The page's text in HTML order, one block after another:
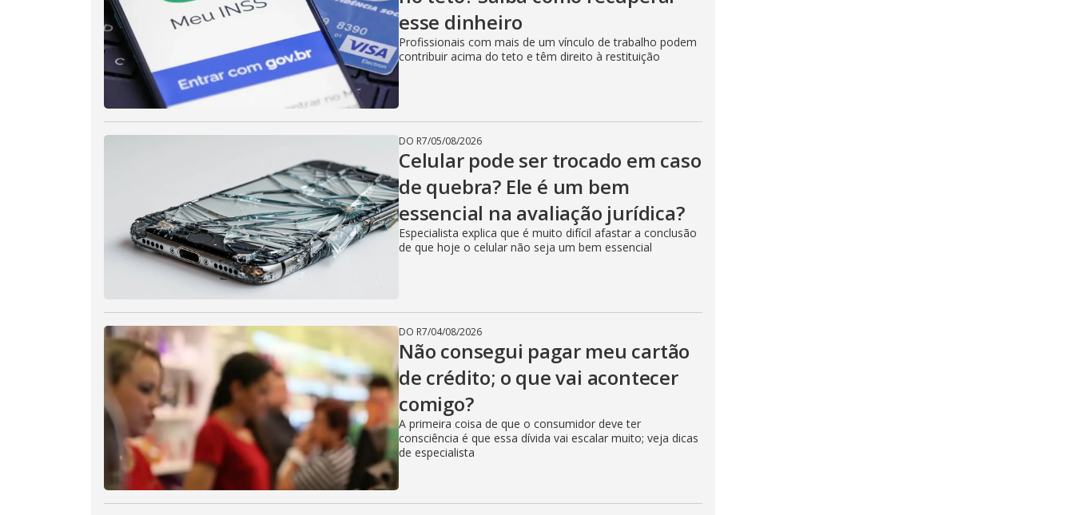
esse dinheiro
Profissionais com mais de um vínculo de trabalho podem
contribuir acima do teto e têm direito à restituição
DO R7/05/08/2026
Celular pode ser trocado em caso
de quebra? Ele é um bem
essencial na avaliação jurídica?
Especialista explica que é muito difícil afastar a conclusão
de que hoje o celular não seja um bem essencial
DO R7/04/08/2026
Não consegui pagar meu cartão
de crédito; o que vai acontecer
comigo?
A primeira coisa de que o consumidor deve ter
consciência é que essa dívida vai escalar muito; veja dicas
de especialista